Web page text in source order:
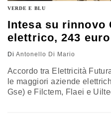
VERDE E BLU
Intesa su rinnovo
elettrico, 243
Di Antonello Di Mario
Accordo tra Elettricità
le maggiori aziende
Gse) e Filctem, Flaei e